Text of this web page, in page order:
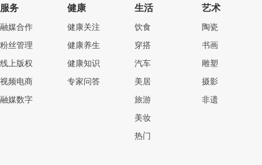
服务
融媒合作
粉丝管理
线上版权
视频电商
融媒数字
健康
健康关注
健康养生
健康知识
专家问答
生活
饮食
穿搭
汽车
美居
旅游
美妆
热门
艺术
陶瓷
书画
雕塑
摄影
非遗